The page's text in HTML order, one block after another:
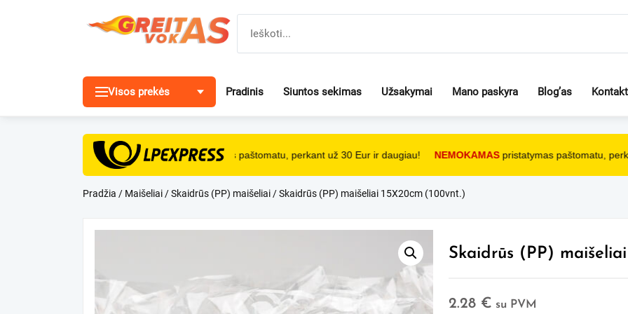
Visos prekės Pradinis Siuntos sekimas Užsakymai Mano paskyra Blog’as
NEMOKAMASpristatymas paštomatu, perkant už 30 Eur ir daugiau! NEMOKAMASpristatymas paštomatu,
Pradžia / Maišeliai/Skaidrūs (PP) maišeliai/ Skaidrūs (PP) maišeliai 15X20cm (100vnt.)
Skaidrūs (PP)
2.28 € su PVM